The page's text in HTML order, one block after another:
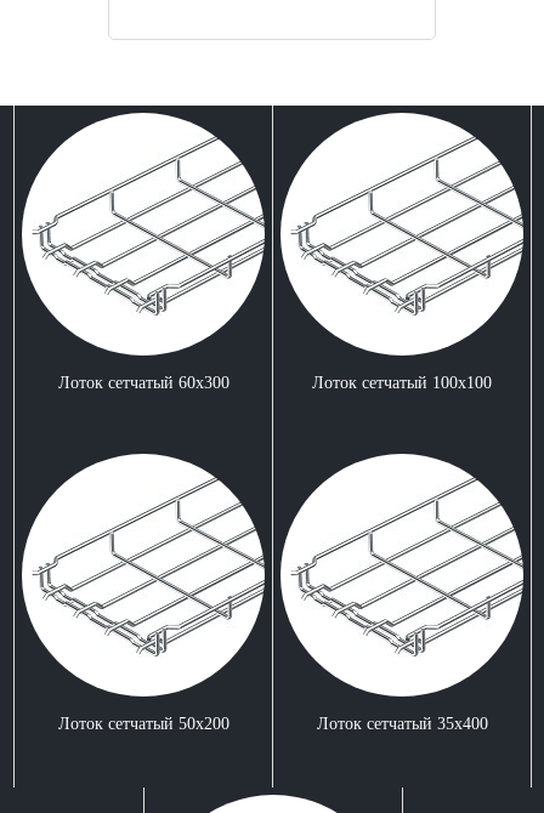
Лоток сетчатый 60x300 Лоток сетчатый 100x100
Лоток сетчатый 50x200 Лоток сетчатый 35x400